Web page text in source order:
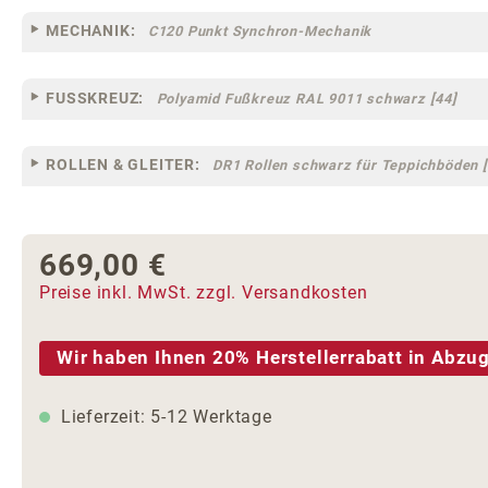
MECHANIK: C120 Punkt Synchron-Mechanik
FUSSKREUZ: Polyamid Fußkreuz RAL 9011 schwarz [44]
ROLLEN & GLEITER: DR1 Rollen schwarz für Teppichböden
Regulärer Preis:
669,00 €
Preise inkl. MwSt. zzgl. Versandkosten
Wir haben Ihnen 20% Herstellerrabatt in
Lieferzeit: 5-12 Werktage